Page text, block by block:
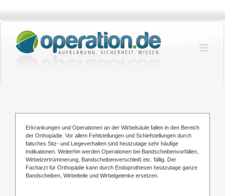
springen
Erkrankungen und Operationen an der Wirbelsäule fallen in den Bereich
der Orthopädie. Vor allem Fehlstellungen und Schiefstellungen durch
falsches Sitz- und Liegeverhalten sind heutzutage sehr häufige
Indikationen. Weiterhin werden Operationen bei Bandscheibenvorfällen,
Wirbelzertrümmerung, Bandscheibenverschleiß etc. fällig. Der
Facharzt für Orthopädie kann durch Endoprothesen heutzutage ganze
Bandscheiben, Wirbelteile und Wirbelgelenke ersetzen.